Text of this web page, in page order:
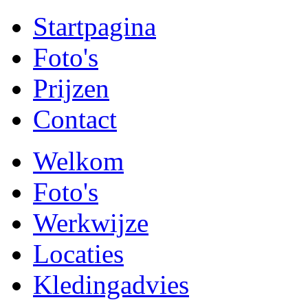
Startpagina
Foto's
Prijzen
Contact
Welkom
Foto's
Werkwijze
Locaties
Kledingadvies